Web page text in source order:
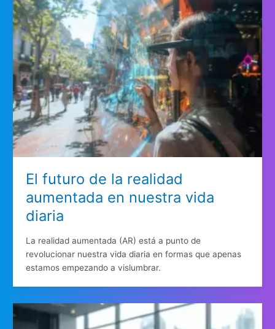
El futuro de la realidad
aumentada en nuestra vida
diaria
La realidad aumentada (AR) está a punto de
revolucionar nuestra vida diaria en formas que apenas
estamos empezando a vislumbrar.